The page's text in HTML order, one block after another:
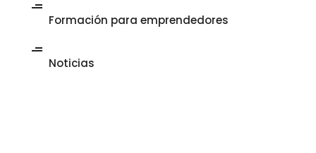
Formación para emprendedores
Noticias